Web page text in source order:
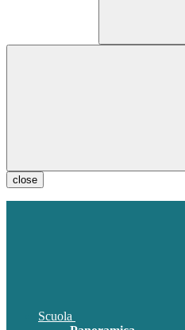
close
Scuola